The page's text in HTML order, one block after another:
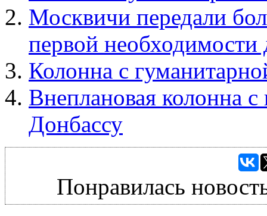
Москвичи передали
первой необходимости
Колонна с
Внеплановая колонна
Донбассу
Понравилась